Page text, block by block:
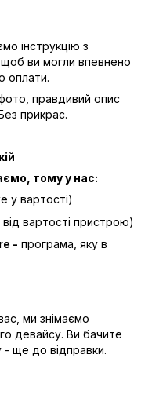
інструкцію з
щоб ви могли впевнено
оплати.
правдивий опис
прикрас.
тому у нас:
у вартості)
вартості пристрою)
- програма, яку в
ми знімаємо
девайсу. Ви бачите
- ще до відправки.